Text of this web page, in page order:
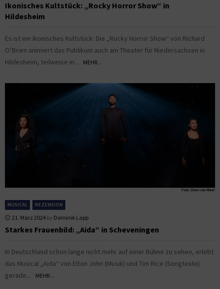
Ikonisches Kultstück: „Rocky Horror Show“ in
Hildesheim
Es ist ein ikonisches Kultstück: Die „Rocky Horror Show“ von Richard
O’Brien animiert das Publikum auch am Theater für Niedersachsen in
Hildesheim, teilweise in...
MEHR...
MUSICAL REZENSION
21. März 2024 by Dominik Lapp
Starkes Frauenbild: „Aida“ in Scheveningen
In Deutschland schon lange nicht mehr auf einer Bühne zu sehen, erlebt
das Musical „Aida“ von Elton John (Musik) und Tim Rice (Songtexte)
gerade...
MEHR...